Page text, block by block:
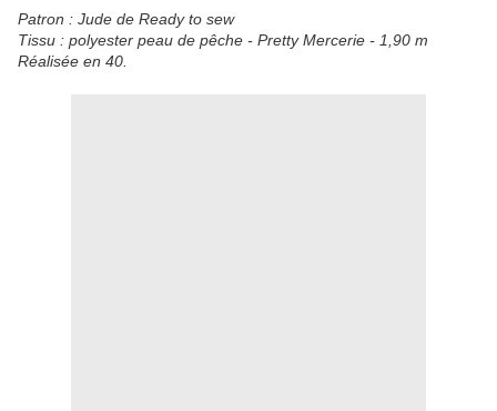
Patron : Jude de Ready to sew
Tissu : polyester peau de pêche - Pretty Mercerie - 1,90 m
Réalisée en 40.